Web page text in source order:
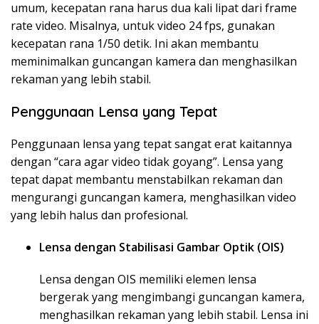
umum, kecepatan rana harus dua kali lipat dari frame
rate video. Misalnya, untuk video 24 fps, gunakan
kecepatan rana 1/50 detik. Ini akan membantu
meminimalkan guncangan kamera dan menghasilkan
rekaman yang lebih stabil.
Penggunaan Lensa yang Tepat
Penggunaan lensa yang tepat sangat erat kaitannya
dengan “cara agar video tidak goyang”. Lensa yang
tepat dapat membantu menstabilkan rekaman dan
mengurangi guncangan kamera, menghasilkan video
yang lebih halus dan profesional.
Lensa dengan Stabilisasi Gambar Optik (OIS)
Lensa dengan OIS memiliki elemen lensa
bergerak yang mengimbangi guncangan kamera,
menghasilkan rekaman yang lebih stabil. Lensa ini